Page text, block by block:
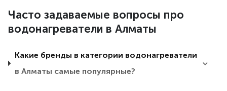
Часто задаваемые вопросы про
водонагреватели в Алматы
Какие бренды в категории водонагреватели
в Алматы самые популярные?